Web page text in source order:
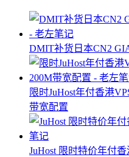
DMIT补货日本CN2
限时JuHost年付香港
带宽配置
JuHost 限时特价年付